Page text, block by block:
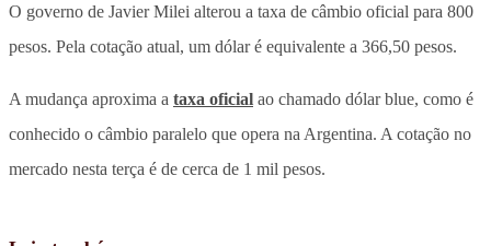
O governo de Javier Milei alterou a taxa de câmbio oficial para 800
pesos. Pela cotação atual, um dólar é equivalente a 366,50 pesos.
A mudança aproxima a taxa oficial ao chamado dólar blue, como é
conhecido o câmbio paralelo que opera na Argentina. A cotação no
mercado nesta terça é de cerca de 1 mil pesos.